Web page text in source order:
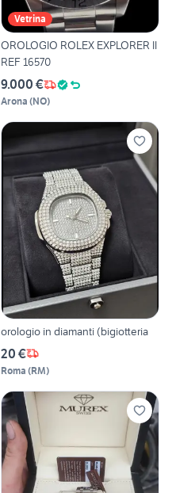
Vetrina
OROLOGIO ROLEX EXPLORER II
REF 16570
9.000 €
Arona (NO)
orologio in diamanti (bigiotteria
20 €
Roma (RM)